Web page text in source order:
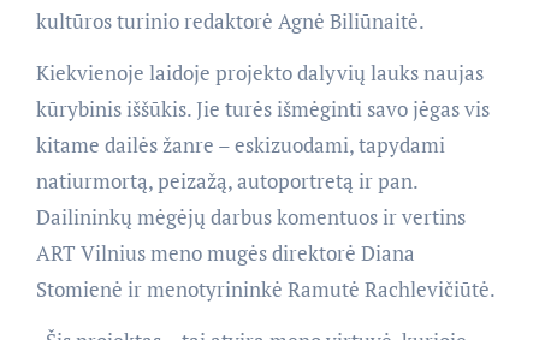
kultūros turinio redaktorė Agnė Biliūnaitė.
Kiekvienoje laidoje projekto dalyvių lauks naujas
kūrybinis iššūkis. Jie turės išmėginti savo jėgas vis
kitame dailės žanre – eskizuodami, tapydami
natiurmortą, peizažą, autoportretą ir pan.
Dailininkų mėgėjų darbus komentuos ir vertins
ART Vilnius meno mugės direktorė Diana
Stomienė ir menotyrininkė Ramutė Rachlevičiūtė.